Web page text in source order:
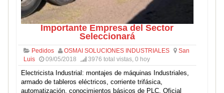
Importante Empresa del Sector
Seleccionará
Pedidos OSMAI SOLUCIONES INDUSTRIALES
San
Luis
09/05/2018 3976 total vistas, 0 hoy
Electricista Industrial: montajes de máquinas Industriales,
armado de tableros eléctricos, corriente trifásica,
automatización, conocimientos básicos de PLC. Oficial